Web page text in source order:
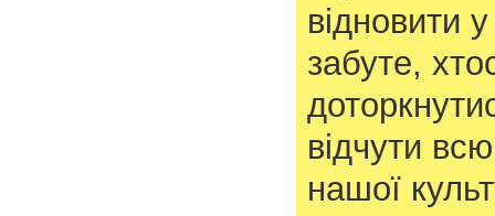
відновити у
забуте,
відчути
нашої